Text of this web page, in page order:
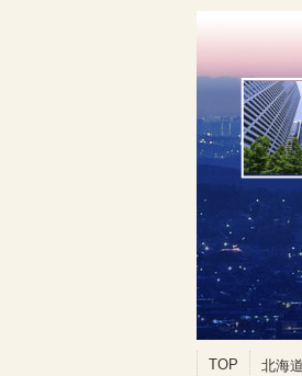
TOP 北海